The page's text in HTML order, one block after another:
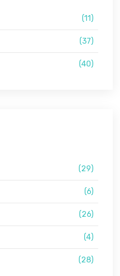
(11)
(37)
(40)
(29)
(6)
(26)
(4)
(28)